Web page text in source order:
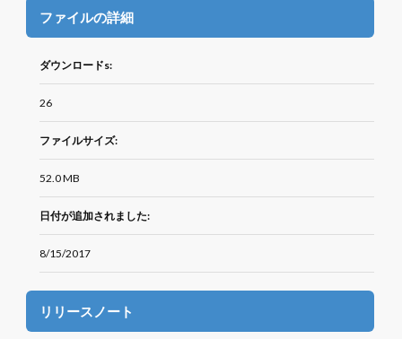
ファイルの詳細
ダウンロードs:
26
ファイルサイズ:
52.0 MB
日付が追加されました:
8/15/2017
リリースノート